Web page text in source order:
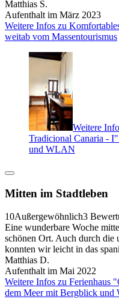
Matthias S.
Aufenthalt im März 2023
Weitere Infos zu
weitab vom Massentourismus
Weitere
Tradicional Canaria -
und WLAN
Mitten im Stadtleben
10Außergewöhnlich3
Eine wunderbare Woche
schönen Ort. Auch durch die
konnten wir leicht in das
Matthias D.
Aufenthalt im Mai 2022
Weitere Infos zu Ferienhaus
dem Meer mit Bergblick